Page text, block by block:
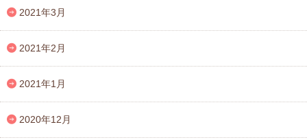
2021年3月
2021年2月
2021年1月
2020年12月